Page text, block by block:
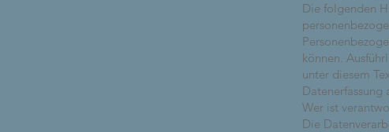
Die folgenden
können.
unter diesem
Datenerfassung
Wer ist
Die